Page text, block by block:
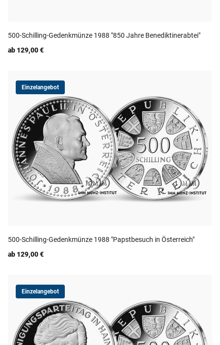
500-Schilling-Gedenkmünze 1988 "850 Jahre Benediktinerabtei"
ab 129,00 €
Einzelangebot
500-Schilling-Gedenkmünze 1988 "Papstbesuch in Österreich"
ab 129,00 €
Einzelangebot